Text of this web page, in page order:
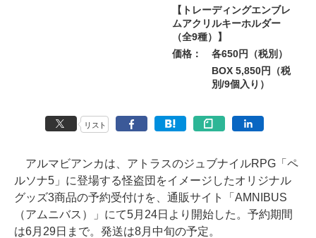
【トレーディングエンブレ
ムアクリルキーホルダー
（全9種）】
価格：
各650円（税別）
BOX 5,850円（税
別/9個入り）
リスト
アルマビアンカは、アトラスのジュブナイルRPG「ペ
ルソナ5」に登場する怪盗団をイメージしたオリジナル
グッズ3商品の予約受付けを、通販サイト「AMNIBUS
（アムニバス）」にて5月24日より開始した。予約期間
は6月29日まで。発送は8月中旬の予定。